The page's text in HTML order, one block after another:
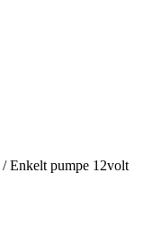
/ Enkelt pumpe 12volt